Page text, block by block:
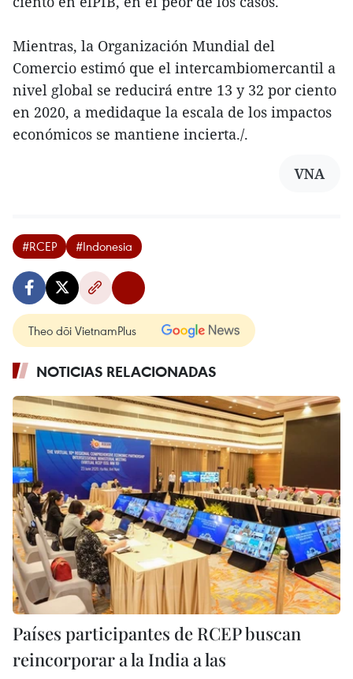
Mientras, la Organización Mundial del
Comercio estimó que el intercambiomercantil a
nivel global se reducirá entre 13 y 32 por ciento
en 2020, a medidaque la escala de los impactos
económicos se mantiene incierta./.
VNA
#RCEP #Indonesia
Theo dõi VietnamPlus
NOTICIAS RELACIONADAS
Países participantes de RCEP buscan
reincorporar a la India a las